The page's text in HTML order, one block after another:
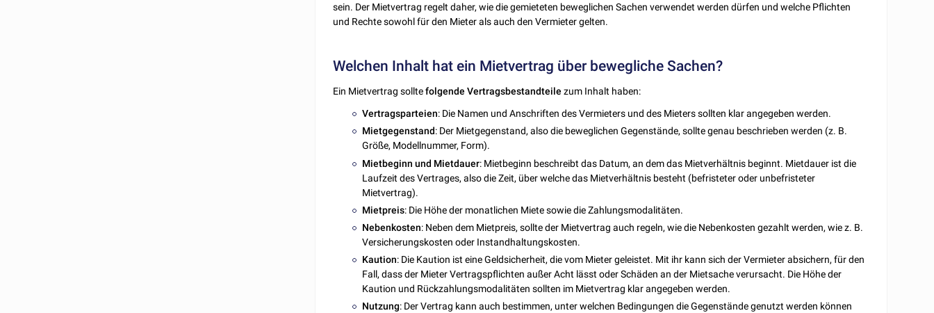
sein. Der Mietvertrag regelt daher, wie die gemieteten beweglichen Sachen verwendet werden dürfen und welche Pflichten
und Rechte sowohl für den Mieter als auch den Vermieter gelten.
Welchen Inhalt hat ein Mietvertrag über bewegliche Sachen?
Ein Mietvertrag solltefolgende Vertragsbestandteile zum Inhalt haben:
Vertragsparteien: Die Namen und Anschriften des Vermieters und des Mieters sollten klar angegeben werden.
Mietgegenstand: Der Mietgegenstand, also die beweglichen Gegenstände, sollte genau beschrieben werden (z. B.
Größe, Modellnummer, Form).
Mietbeginn und Mietdauer: Mietbeginn beschreibt das Datum, an dem das Mietverhältnis beginnt. Mietdauer ist die
Laufzeit des Vertrages, also die Zeit, über welche das Mietverhältnis besteht (befristeter oder unbefristeter
Mietvertrag).
Mietpreis: Die Höhe der monatlichen Miete sowie die Zahlungsmodalitäten.
Nebenkosten: Neben dem Mietpreis, sollte der Mietvertrag auch regeln, wie die Nebenkosten gezahlt werden, wie z. B.
Versicherungskosten oder Instandhaltungskosten.
Kaution: Die Kaution ist eine Geldsicherheit, die vom Mieter geleistet. Mit ihr kann sich der Vermieter absichern, für den
Fall, dass der Mieter Vertragspflichten außer Acht lässt oder Schäden an der Mietsache verursacht. Die Höhe der
Kaution und Rückzahlungsmodalitäten sollten im Mietvertrag klar angegeben werden.
Nutzung: Der Vertrag kann auch bestimmen, unter welchen Bedingungen die Gegenstände genutzt werden können